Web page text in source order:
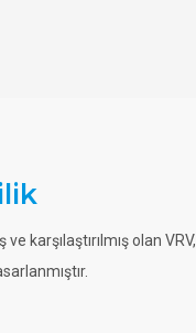
karşılaştırılmış olan VRV,